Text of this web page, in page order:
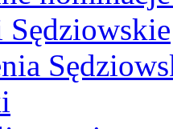
Sędziowskie